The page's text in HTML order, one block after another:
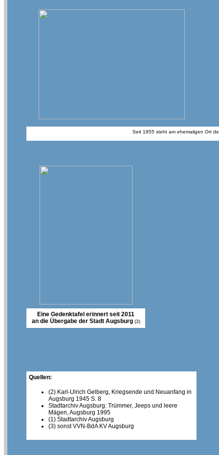
Seit 1955 steht am ehemaligen Ort
Eine Gedenktafel erinnert seit 2011
an die Übergabe der Stadt Augsburg(3)
Quellen:
(2) Karl-Ulrich Gelberg, Kriegsende und Neuanfang in
Augsburg 1945 S. 8
Stadtarchiv Augsburg: Trümmer, Jeeps und leere
Mägen, Augsburg 1995
(1) Stadtarchiv Augsburg
(3) sonst VVN-BdA KV Augsburg